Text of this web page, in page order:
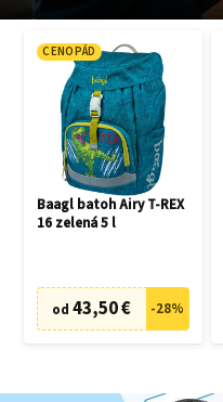
CENOPÁD
Baagl batoh Airy T-REX
16 zelená 5 l
od 43,50 € -28%